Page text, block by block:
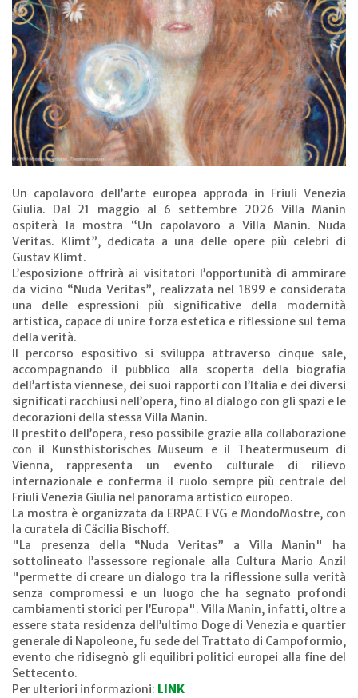
Un capolavoro dell’arte europea approda in Friuli Venezia
Giulia. Dal 21 maggio al 6 settembre 2026 Villa Manin
ospiterà la mostra “Un capolavoro a Villa Manin. Nuda
Veritas. Klimt”, dedicata a una delle opere più celebri di
Gustav Klimt.
L’esposizione offrirà ai visitatori l’opportunità di ammirare
da vicino “Nuda Veritas”, realizzata nel 1899 e considerata
una delle espressioni più significative della modernità
artistica, capace di unire forza estetica e riflessione sul tema
della verità.
Il percorso espositivo si sviluppa attraverso cinque sale,
accompagnando il pubblico alla scoperta della biografia
dell’artista viennese, dei suoi rapporti con l’Italia e dei diversi
significati racchiusi nell’opera, fino al dialogo con gli spazi e le
decorazioni della stessa Villa Manin.
Il prestito dell’opera, reso possibile grazie alla collaborazione
con il Kunsthistorisches Museum e il Theatermuseum di
Vienna, rappresenta un evento culturale di rilievo
internazionale e conferma il ruolo sempre più centrale del
Friuli Venezia Giulia nel panorama artistico europeo.
La mostra è organizzata da ERPAC FVG e MondoMostre, con
la curatela di Cäcilia Bischoff.
"La presenza della “Nuda Veritas” a Villa Manin" ha
sottolineato l’assessore regionale alla Cultura Mario Anzil
"permette di creare un dialogo tra la riflessione sulla verità
senza compromessi e un luogo che ha segnato profondi
cambiamenti storici per l’Europa". Villa Manin, infatti, oltre a
essere stata residenza dell’ultimo Doge di Venezia e quartier
generale di Napoleone, fu sede del Trattato di Campoformio,
evento che ridisegnò gli equilibri politici europei alla fine del
Settecento.
Per ulteriori informazioni: LINK